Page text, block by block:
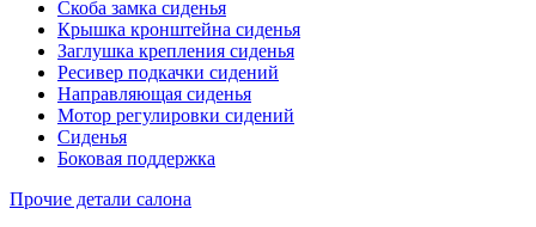
Скоба замка сиденья
Крышка кронштейна сиденья
Заглушка крепления сиденья
Ресивер подкачки сидений
Направляющая сиденья
Мотор регулировки сидений
Сиденья
Боковая поддержка
Прочие детали салона